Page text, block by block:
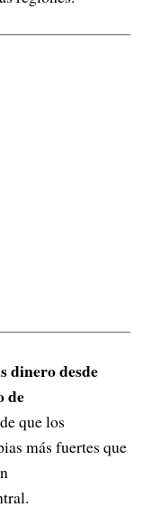
dinero desde
de
que los
más fuertes que